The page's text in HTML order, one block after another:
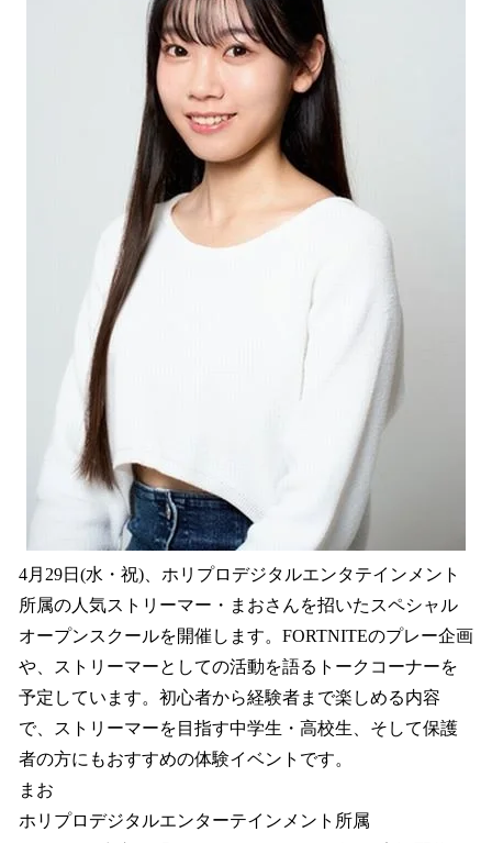
4月29日(水・祝)、ホリプロデジタルエンタテインメント
所属の人気ストリーマー・まおさんを招いたスペシャル
オープンスクールを開催します。FORTNITEのプレー企画
や、ストリーマーとしての活動を語るトークコーナーを
予定しています。初心者から経験者まで楽しめる内容
で、ストリーマーを目指す中学生・高校生、そして保護
者の方にもおすすめの体験イベントです。
まお
ホリプロデジタルエンターテインメント所属